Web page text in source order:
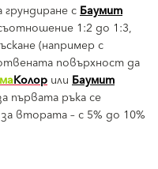
сБаумит
1:2 до 1:3,
(например с
повърхност да
Колор или Баумит
първата ръка се
втората – с 5% до 10%